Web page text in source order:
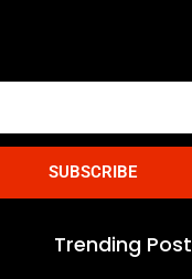
SUBSCRIBE
Trending Post